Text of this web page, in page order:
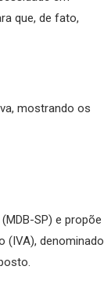
que, de fato,
mostrando os
SP) e propõe
(IVA), denominado